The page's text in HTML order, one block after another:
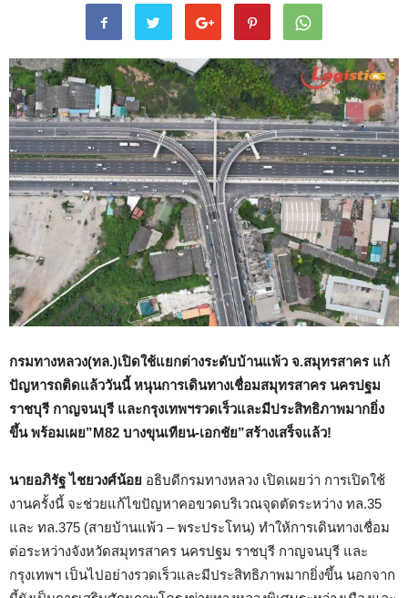
กรมทางหลวง(ทล.)เปิดใช้แยกต่างระดับบ้านแพ้ว จ.สมุทรสาคร แก้
ปัญหารถติดแล้ววันนี้หนุนการเดินทางเชื่อมสมุทรสาคร นครปฐม
ราชบุรี กาญจนบุรี และกรุงเทพฯรวดเร็วและมีประสิทธิภาพมากยิ่ง
ขึ้นพร้อมเผย”M82 บางขุนเทียน-เอกชัย”สร้างเสร็จแล้ว!
นายอภิรัฐ ไชยวงศ์น้อย อธิบดีกรมทางหลวง เปิดเผยว่า การเปิดใช้
งานครั้งนี้ จะช่วยแก้ไขปัญหาคอขวดบริเวณจุดตัดระหว่าง ทล.35
และ ทล.375 (สายบ้านแพ้ว – พระประโทน) ทำให้การเดินทางเชื่อม
ต่อระหว่างจังหวัดสมุทรสาคร นครปฐม ราชบุรี กาญจนบุรี และ
กรุงเทพฯ เป็นไปอย่างรวดเร็วและมีประสิทธิภาพมากยิ่งขึ้น นอกจาก